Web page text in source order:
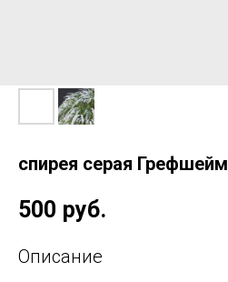
спирея серая Грефшейм
500 руб.
Описание